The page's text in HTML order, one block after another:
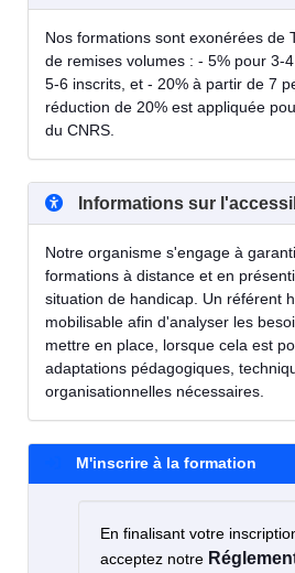
Nos formations sont exonérées de
de remises volumes : - 5% pour 3-
5-6 inscrits, et - 20% à partir de 7
réduction de 20% est appliquée
du CNRS.
Informations sur
Notre organisme s'engage à
formations à distance et en
situation de handicap. Un référent
mobilisable afin d'analyser les
mettre en place, lorsque cela est
adaptations pédagogiques,
organisationnelles nécessaires.
M'inscrire à la formation
En finalisant votre
acceptez notre